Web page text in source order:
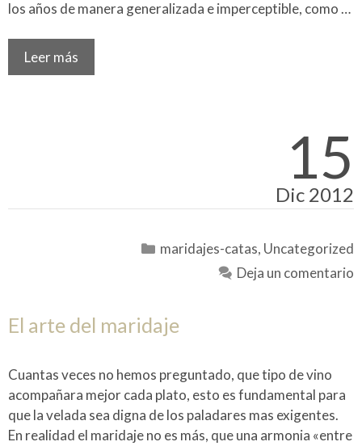
los años de manera generalizada e imperceptible, como …
Leer más
15
Dic 2012
Categorías
maridajes-catas, Uncategorized
Deja un comentario
El arte del maridaje
Cuantas veces no hemos preguntado, que tipo de vino
acompañara mejor cada plato, esto es fundamental para
que la velada sea digna de los paladares mas exigentes.
En realidad el maridaje no es más, que una armonia «entre